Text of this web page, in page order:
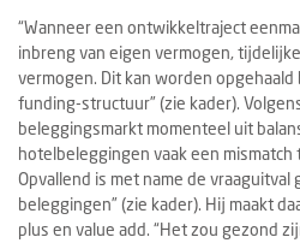
“Wanneer een ontwikkeltraject
inbreng van eigen vermogen,
vermogen. Dit kan worden
funding-structuur” (zie kader).
beleggingsmarkt momenteel uit
hotelbeleggingen vaak een mismatch
Opvallend is met name de
beleggingen” (zie kader). Hij maakt
plus en value add. “Het zou gezond